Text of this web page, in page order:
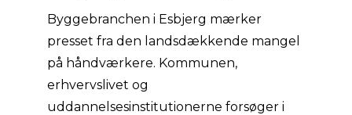
Byggebranchen i Esbjerg mærker
presset fra den landsdækkende mangel
på håndværkere. Kommunen,
erhvervslivet og
uddannelsesinstitutionerne forsøger i